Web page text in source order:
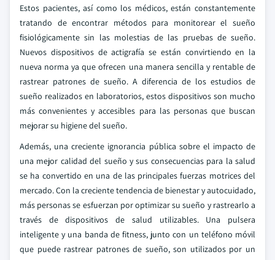
Estos pacientes, así como los médicos, están constantemente
tratando de encontrar métodos para monitorear el sueño
fisiológicamente sin las molestias de las pruebas de sueño.
Nuevos dispositivos de actigrafía se están convirtiendo en la
nueva norma ya que ofrecen una manera sencilla y rentable de
rastrear patrones de sueño. A diferencia de los estudios de
sueño realizados en laboratorios, estos dispositivos son mucho
más convenientes y accesibles para las personas que buscan
mejorar su higiene del sueño.
Además, una creciente ignorancia pública sobre el impacto de
una mejor calidad del sueño y sus consecuencias para la salud
se ha convertido en una de las principales fuerzas motrices del
mercado. Con la creciente tendencia de bienestar y autocuidado,
más personas se esfuerzan por optimizar su sueño y rastrearlo a
través de dispositivos de salud utilizables. Una pulsera
inteligente y una banda de fitness, junto con un teléfono móvil
que puede rastrear patrones de sueño, son utilizados por un